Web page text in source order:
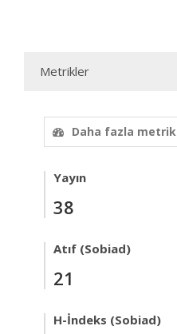
Metrikler
Daha fazla metrik
Yayın
38
Atıf (Sobiad)
21
H-İndeks (Sobiad)